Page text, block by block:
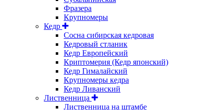
Фразера
Крупномеры
Кедр
Сосна сибирская кедровая
Кедровый стланик
Кедр Европейский
Криптомерия (Кедр японский)
Кедр Гималайский
Крупномеры кедра
Кедр Ливанский
Лиственница
Лиственница на штамбе